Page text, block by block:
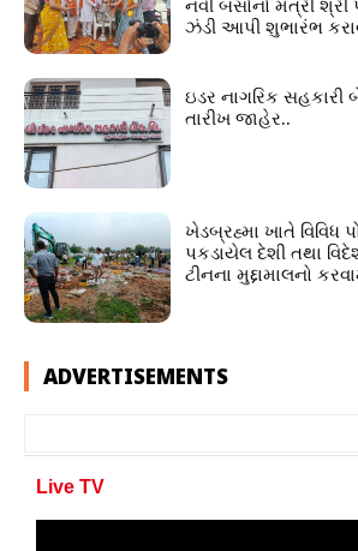
નવી બસોનો મંત્રી શ્રી
ઝંડી આપી શુભારંભ
ઇડર નાગરિક સહકારી
તારીખ જાહેર..
ખેડબ્રહ્મા ખાતે વિવિધ
પકડાયેલ દેશી તથા
ટીનના મુદ્દામાલનો
ADVERTISEMENTS